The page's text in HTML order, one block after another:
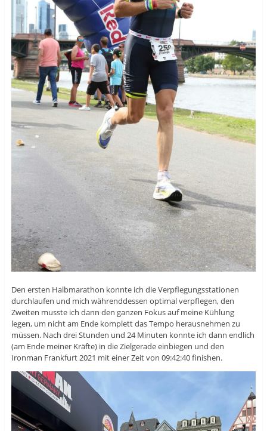
Den ersten Halbmarathon konnte ich die Verpflegungsstationen
durchlaufen und mich währenddessen optimal verpflegen, den
Zweiten musste ich dann den ganzen Fokus auf meine Kühlung
legen, um nicht am Ende komplett das Tempo herausnehmen zu
müssen. Nach drei Stunden und 24 Minuten konnte ich dann endlich
(am Ende meiner Kräfte) in die Zielgerade einbiegen und den
Ironman Frankfurt 2021 mit einer Zeit von 09:42:40 finishen.